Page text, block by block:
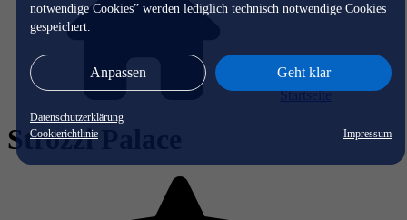
notwendige Cookies” werden lediglich technisch notwendige Cookies
gespeichert.
Anpassen Geht klar
Datenschutzerklärung
Cookierichtlinie
Impressum
Startseite
Strozzi Palace